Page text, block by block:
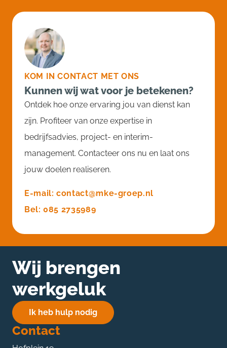
KOM IN CONTACT MET ONS
Kunnen wij wat voor je betekenen?
Ontdek hoe onze ervaring jou van dienst kan
zijn. Profiteer van onze expertise in
bedrijfsadvies, project- en interim-
management. Contacteer ons nu en laat ons
jouw doelen realiseren.
E-mail: contact@mke-groep.nl
Bel: 085 2735989
Wij brengen
werkgeluk
Ik heb hulp nodig
Contact